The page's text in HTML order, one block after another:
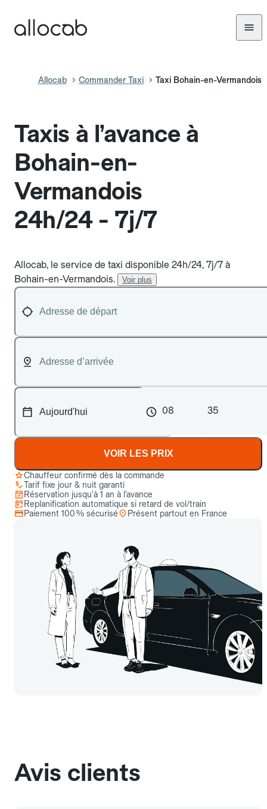
Allocab Commander Taxi Taxi Bohain-en-Vermandois
Taxis à l’avance à
Bohain-en-
Vermandois
24h/24 - 7j/7
Allocab, le service de taxi disponible 24h/24, 7j/7 à
Bohain-en-Vermandois.
Voir plus
08 35
VOIR LES PRIX
Chauffeur confirmé dès la commande
Tarif fixe jour & nuit garanti
Réservation jusqu’à 1 an à l’avance
Replanification automatique si retard de vol/train
Paiement 100 % sécurisé
Présent partout en France
Avis clients